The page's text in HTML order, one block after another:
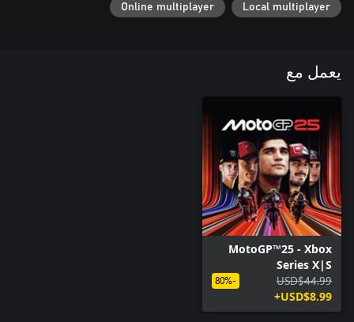
Local multiplayer
Online multiplayer
يعمل مع
MotoGP™25 - Xbox
Series X|S
USD$44.99
USD$8.99+
-80%